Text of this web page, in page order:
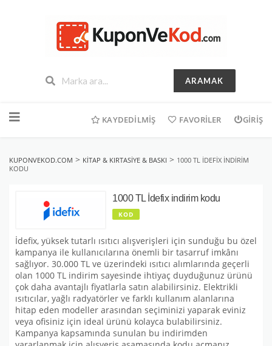
ARAMAK
geç
KAYDEDILMIŞ FAVORILER GIRIŞ
KUPONVEKOD.COM > KITAP & KIRTASIYE & BASKI > 1000 TL İDEFIX INDIRIM
KODU
1000 TL İdefix indirim kodu
KOD
İdefix, yüksek tutarlı ısıtıcı alışverişleri için sunduğu bu özel
kampanya ile kullanıcılarına önemli bir tasarruf imkânı
sağlıyor. 30.000 TL ve üzerindeki ısıtıcı alımlarında geçerli
olan 1000 TL indirim sayesinde ihtiyaç duyduğunuz ürünü
çok daha avantajlı fiyatlarla satın alabilirsiniz. Elektrikli
ısıtıcılar, yağlı radyatörler ve farklı kullanım alanlarına
hitap eden modeller arasından seçiminizi yaparak eviniz
veya ofisiniz için ideal ürünü kolayca bulabilirsiniz.
Kampanya kapsamında sunulan bu indirimden